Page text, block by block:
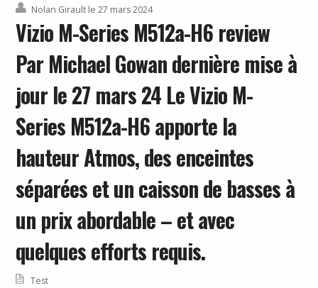
Nolan Girault le 27 mars 2024
Vizio M-Series M512a-H6 review
Par Michael Gowan dernière mise à
jour le 27 mars 24 Le Vizio M-
Series M512a-H6 apporte la
hauteur Atmos, des enceintes
séparées et un caisson de basses à
un prix abordable – et avec
quelques efforts requis.
Test